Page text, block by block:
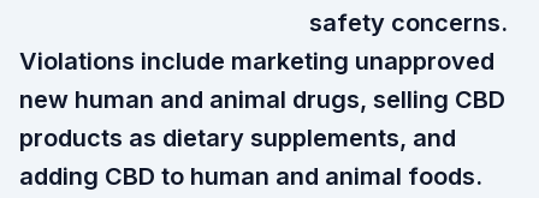
safety concerns.
Violations include marketing unapproved
new human and animal drugs, selling CBD
products as dietary supplements, and
adding CBD to human and animal foods.